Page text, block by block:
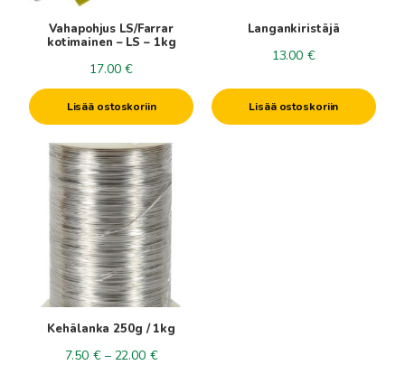
Vahapohjus LS/Farrar
kotimainen – LS – 1kg
17.00 €
Lisää ostoskoriin
Langankiristäjä
13.00 €
Lisää ostoskoriin
Kehälanka 250g / 1kg
7.50 € – 22.00 €Hintaluokka:
Tällä
tuotteella
useampi
muunnelma.
tehdä
valinnat